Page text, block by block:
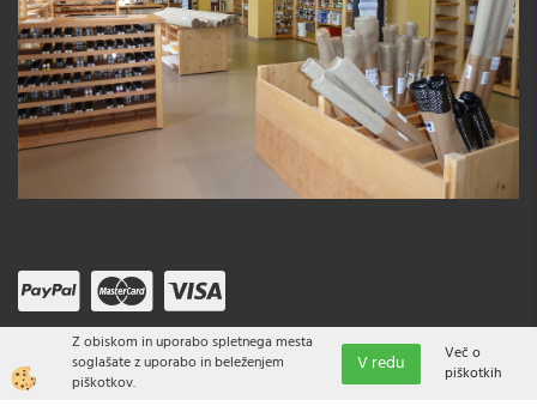
Z obiskom in uporabo spletnega mesta
soglašate z uporabo in beleženjem
piškotkov.
V redu
Več o
piškotkih